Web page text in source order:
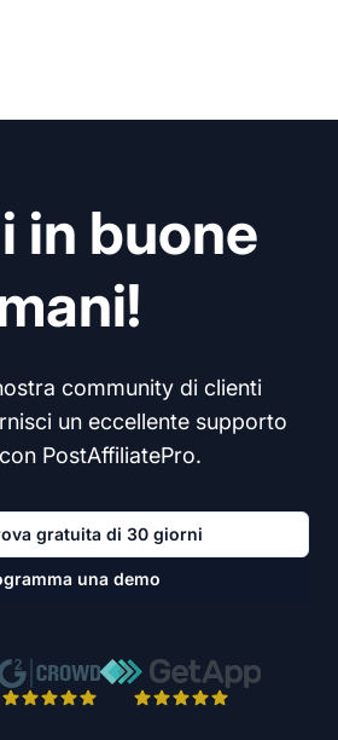
in buone
community di clienti
un eccellente supporto
PostAffiliatePro.
gratuita di 30 giorni
una demo